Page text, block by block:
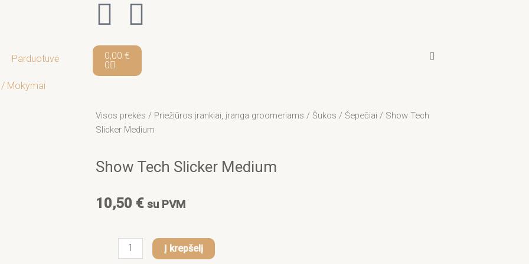
F
a
c
b
o
o
k
I
n
s
t
a
g
r
m
Parduotuvė
Mokymai
0,00 €
0
Cart
Visos prekės / Priežiūros įrankiai, įranga groomeriams / Šukos / Šepečiai / Show Tech
Slicker Medium
Show Tech Slicker Medium
10,50 € su PVM
produkto
kiekis:
Į krepšelį